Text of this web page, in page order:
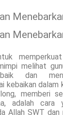
melihat
dan
kebaikan dalam
memberi
adalah
Allah SWT dan